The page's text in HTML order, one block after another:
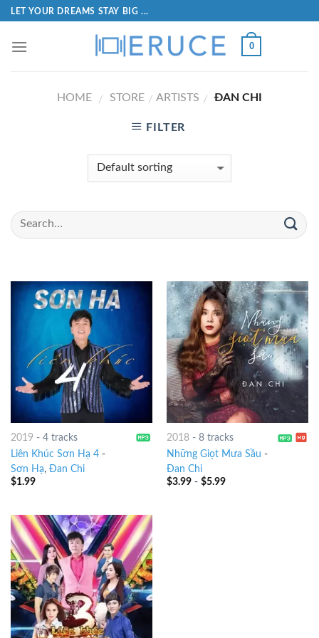
LET YOUR DREAMS STAY BIG ...
0
HOME / STORE / ARTISTS / ĐAN CHI
FILTER
2019 - 4 tracks
Liên Khúc Sơn Hạ 4-
Sơn Hạ, Đan Chi
$1.99
2018- 8 tracks
Những Giọt Mưa Sầu -
Đan Chi
$3.99- $5.99